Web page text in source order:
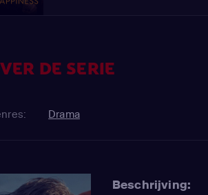
DE SERIE
Drama
Beschrijving: